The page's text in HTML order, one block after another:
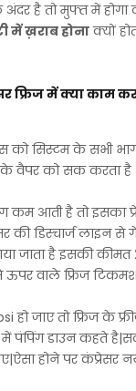
अंदर है तो मुफ्त में
में ख़राब होनाक्यों
फ्रिज में क्या काम
को सिस्टम के सभी
के वैपर को सक करता
आती है तो इसका
की डिस्चार्ज लाइन
जाता है इसकी कीमत
ऊपर वाले फ्रिज
हो जाए तो फ्रिज के
पंपिंग डाउन कहते
होने पर कंप्रेसर